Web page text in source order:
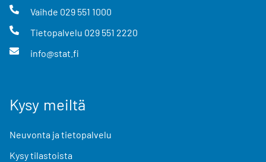
Vaihde 029 551 1000
Tietopalvelu 029 551 2220
info@stat.fi
Kysy meiltä
Neuvonta ja tietopalvelu
Kysy tilastoista